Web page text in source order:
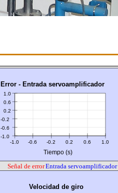
Tiempo (s)
Error - Entrada servoamplificador
-1.0 -0.6 -0.2 0.2 0.6 1.0
-1.0
-0.6
-0.2
0.2
0.6
1.0
Señal de errorEntrada servoamplificador
Velocidad de giro